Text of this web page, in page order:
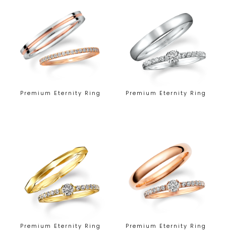
Premium Eternity Ring Premium Eternity Ring
Premium Eternity Ring Premium Eternity Ring